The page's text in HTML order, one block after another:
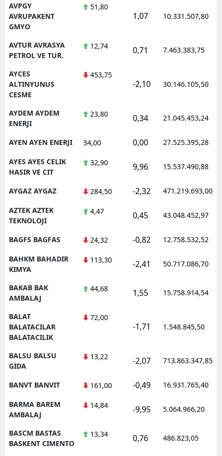
AVPGY
AVRUPAKENT
GMYO
51,80
1,07 10.331.507,80
AVTUR AVRASYA
PETROL VE TUR.
12,74 0,71 7.463.383,75
AYCES
ALTINYUNUS
CESME
453,75
-2,10 30.146.105,50
AYDEM AYDEM
ENERJI
23,80 0,34 21.045.453,24
AYEN AYEN ENERJI 34,00 0,00 27.525.395,28
AYES AYES CELIK
HASIR VE CIT
32,90 9,96 15.537.490,88
AYGAZ AYGAZ 284,50 -2,32 471.219.693,00
AZTEK AZTEK
TEKNOLOJI
4,47 0,45 43.048.452,97
BAGFS BAGFAS 24,32 -0,82 12.758.532,52
BAHKM BAHADIR
KIMYA
113,30 -2,41 50.717.086,70
BAKAB BAK
AMBALAJ
44,68 1,55 15.758.914,54
BALAT
BALATACILAR
BALATACILIK
72,00
-1,71 1.548.845,50
BALSU BALSU
GIDA
13,22 -2,07 713.863.347,85
BANVT BANVIT 161,00 -0,49 16.931.765,40
BARMA BAREM
AMBALAJ
14,84 -9,95 5.064.966,20
BASCM BASTAS
BASKENT CIMENTO
13,34 0,76 486.823,05